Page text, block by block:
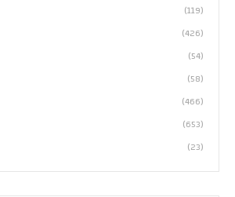
(119)
(426)
(54)
(58)
(466)
(653)
(23)